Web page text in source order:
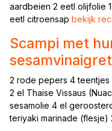
aardbeien 2 eetl olijfolie
eetl citroensap bekijk
Scampi met
2 rode pepers 4
2 el Thaise Vissaus
sesamolie 4 el
teriyaki marinade (flesje)